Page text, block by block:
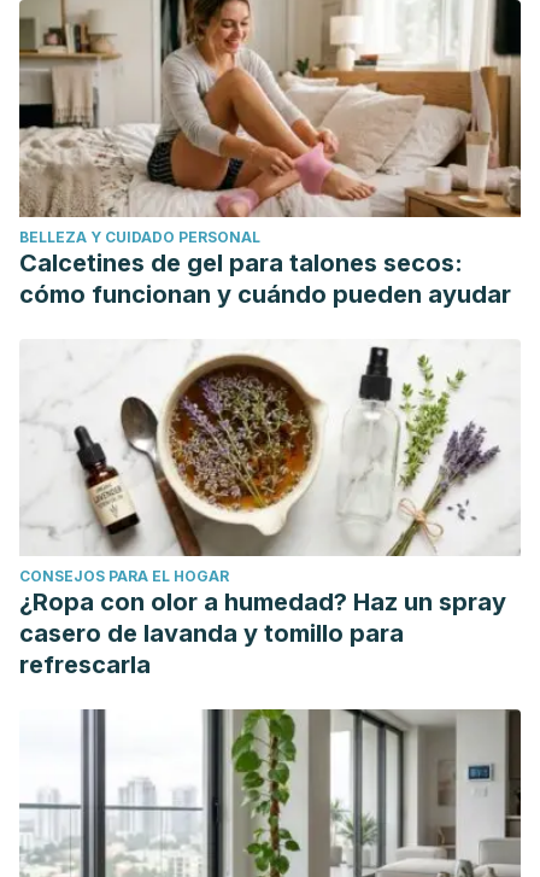
fibra dietética.Nutrición Hospitalaria ,
(Supl. 2), 61-72.
Recuperado en 10 de enero de 2019, de
http://scielo.isciii.es/scielo.php?
script=sci_arttext&amp
;amp;pid=S0212-
16112006000500007&lng=es&tlng=es.
Sturtzel, B., & Elmadfa, I. (2008). Intervention with dietary
fiber to treat constipation and reduce laxative use in
residents of nursing homes. Annals of Nutrition and
https://doi.org/10.1159/000115351
Haniadka, R., Saldanha, E., Sunita, V., Palatty, P. L., Fayad,
R., & Baliga, M. S. (2013). A review of the gastroprotective
effects of ginger (Zingiber officinale Roscoe). Food and
Function. https://doi.org/10.1039/c3fo30337c
Rao, S. S. C. (2011). Biofeedback therapy for constipation in
adults. Best Practice and Research: Clinical
Gastroenterology.https://doi.org/10.1016/j.bpg.2011.01.004
BELLEZA Y CUIDADO PERSONAL
Calcetines de gel para talones secos:
cómo funcionan y cuándo pueden ayudar
CONSEJOS PARA EL HOGAR
¿Ropa con olor a humedad? Haz un spray
casero de lavanda y tomillo para
refrescarla